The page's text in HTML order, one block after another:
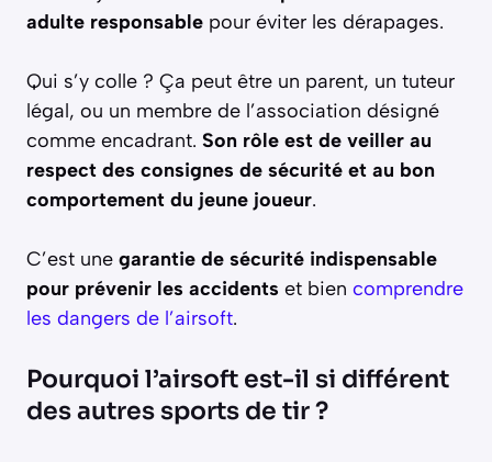
adulte responsable pour éviter les dérapages.
Qui s’y colle ? Ça peut être un parent, un tuteur
légal, ou un membre de l’association désigné
comme encadrant. Son rôle est de veiller au
respect des consignes de sécurité et au bon
comportement du jeune joueur.
C’est une garantie de sécurité indispensable
pour prévenir les accidents et bien comprendre
les dangers de l’airsoft.
Pourquoi l’airsoft est-il si différent
des autres sports de tir ?